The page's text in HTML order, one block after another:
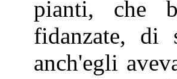
pianti, che
fidanzate, di
anch'egli